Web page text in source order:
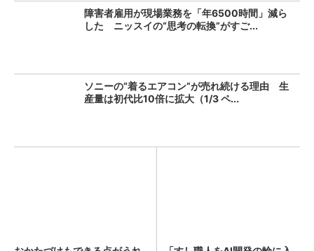
障害者雇用が現場業務を「年6500時間」減ら
した ニッスイの“思考の転換”がすご...
ソニーの“着るエアコン”が売れ続ける理由 生
産量は初代比10倍に拡大（1/3 ペ...